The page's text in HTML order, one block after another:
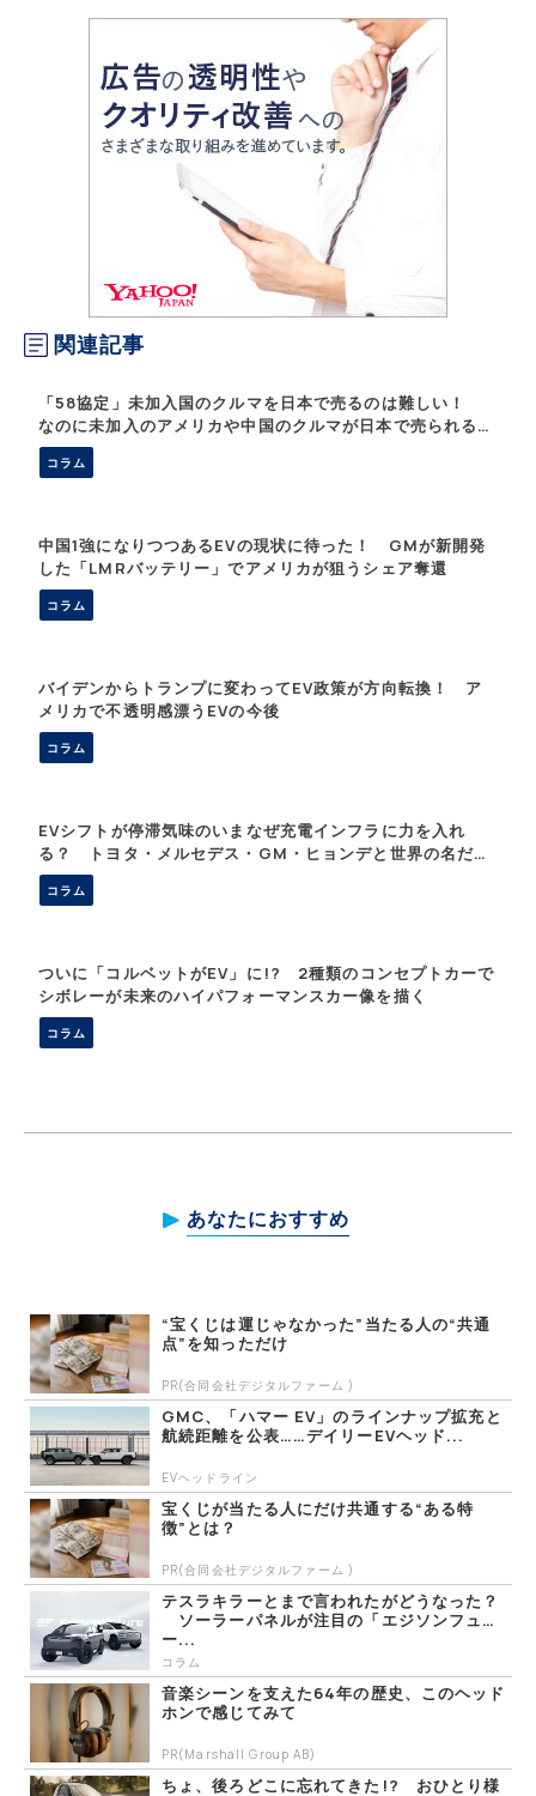
関連記事
「58協定」未加入国のクルマを日本で売るのは難しい！
なのに未加入のアメリカや中国のクルマが日本で売られるカ
ラクリとは
コラム
中国1強になりつつあるEVの現状に待った！ GMが新開発
した「LMRバッテリー」でアメリカが狙うシェア奪還
コラム
バイデンからトランプに変わってEV政策が方向転換！ ア
メリカで不透明感漂うEVの今後
コラム
EVシフトが停滞気味のいまなぜ充電インフラに力を入れ
る？ トヨタ・メルセデス・GM・ヒョンデと世界の名だた
る8メーカーが協力する「IONNA」とは
コラム
ついに「コルベットがEV」に!? 2種類のコンセプトカーで
シボレーが未来のハイパフォーマンスカー像を描く
コラム
あなたにおすすめ
“宝くじは運じゃなかった”当たる人の“共通
点”を知っただけ
PR(合同会社デジタルファーム )
GMC、「ハマー EV」のラインナップ拡充と
航続距離を公表……デイリーEVヘッド...
EVヘッドライン
宝くじが当たる人にだけ共通する“ある特
徴”とは？
PR(合同会社デジタルファーム )
テスラキラーとまで言われたがどうなった？
ソーラーパネルが注目の「エジソンフュ
ー...
コラム
音楽シーンを支えた64年の歴史、このヘッド
ホンで感じてみて
PR(Marshall Group AB)
ちょ、後ろどこに忘れてきた!? おひとり様